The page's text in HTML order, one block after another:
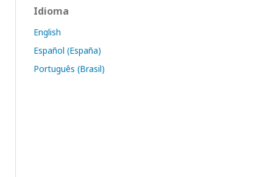
Idioma
English
Español (España)
Português (Brasil)